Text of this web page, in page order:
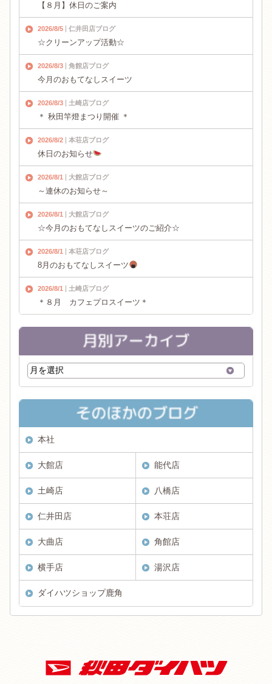
【８月】休日のご案内
2026/8/5 仁井田店ブログ
☆クリーンアップ活動☆
2026/8/3 角館店ブログ
今月のおもてなしスイーツ
2026/8/3 土崎店ブログ
＊ 秋田竿燈まつり開催 ＊
2026/8/2 本荘店ブログ
休日のお知らせ
2026/8/1 大館店ブログ
～連休のお知らせ～
2026/8/1 大館店ブログ
☆今月のおもてなしスイーツのご紹介☆
2026/8/1 本荘店ブログ
8月のおもてなしスイーツ
2026/8/1 土崎店ブログ
＊８月 カフェプロスイーツ＊
本社
大館店 能代店
土崎店 八橋店
仁井田店 本荘店
大曲店 角館店
横手店 湯沢店
ダイハツショップ鹿角